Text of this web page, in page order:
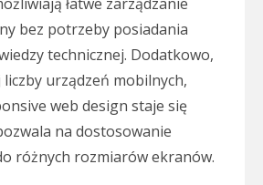
bez potrzeby posiadania
technicznej. Dodatkowo,
urządzeń mobilnych,
web design staje się
na dostosowanie
różnych rozmiarów ekranów.